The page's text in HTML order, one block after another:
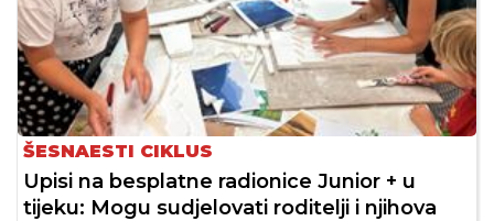
ŠESNAESTI CIKLUS
Upisi na besplatne radionice Junior + u
tijeku: Mogu sudjelovati roditelji i njihova